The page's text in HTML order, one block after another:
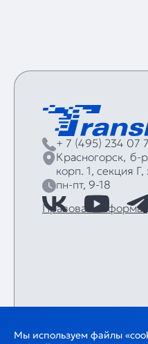
+ 7 (495) 234 07
Красногорск,
корп. 1, секция Г,
пн-пт, 9-18
Правовая
Мы используем файлы